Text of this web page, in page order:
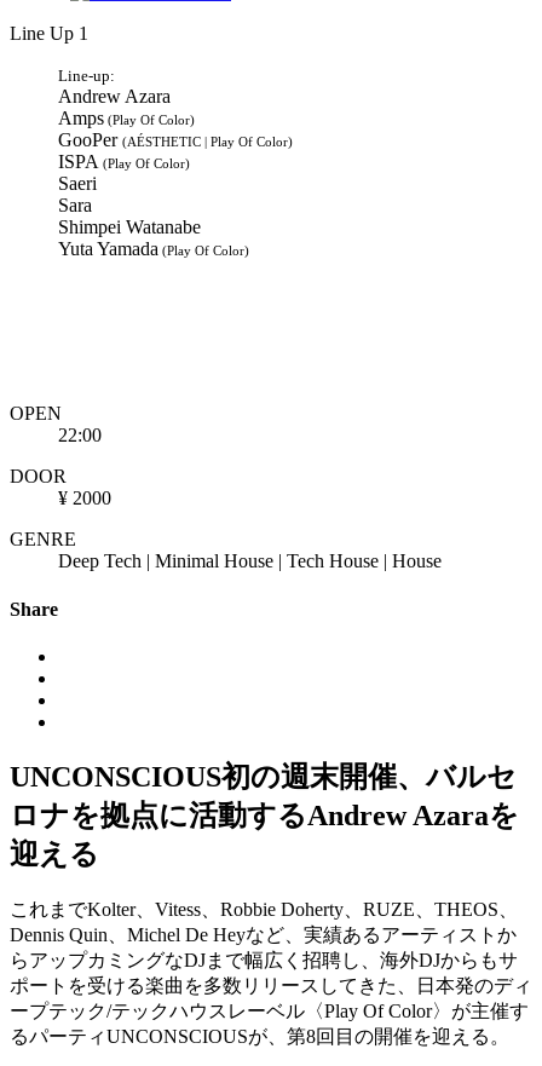
Line Up 1
Line-up:
Andrew Azara
Amps (Play Of Color)
GooPer (AÉSTHETIC | Play Of Color)
ISPA (Play Of Color)
Saeri
Sara
Shimpei Watanabe
Yuta Yamada (Play Of Color)
OPEN
22:00
DOOR
¥ 2000
GENRE
Deep Tech | Minimal House | Tech House | House
Share
UNCONSCIOUS初の週末開催、バルセ
ロナを拠点に活動するAndrew Azaraを
迎える
これまでKolter、Vitess、Robbie Doherty、RUZE、THEOS、
Dennis Quin、Michel De Heyなど、実績あるアーティストか
らアップカミングなDJまで幅広く招聘し、海外DJからもサ
ポートを受ける楽曲を多数リリースしてきた、日本発のディ
ープテック/テックハウスレーベル〈Play Of Color〉が主催す
るパーティUNCONSCIOUSが、第8回目の開催を迎える。